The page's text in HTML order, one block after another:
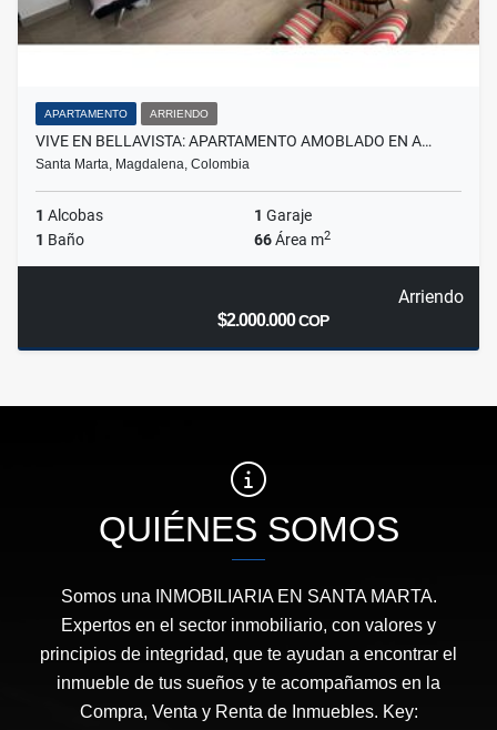
APARTAMENTO ARRIENDO
VIVE EN BELLAVISTA: APARTAMENTO AMOBLADO EN A…
Santa Marta, Magdalena, Colombia
1 Alcobas 1 Garaje
1 Baño 66Área m2
Arriendo
$2.000.000COP
QUIÉNES SOMOS
Somos una INMOBILIARIA EN SANTA MARTA.
Expertos en el sector inmobiliario, con valores y
principios de integridad, que te ayudan a encontrar el
inmueble de tus sueños y te acompañamos en la
Compra, Venta y Renta de Inmuebles. Key: